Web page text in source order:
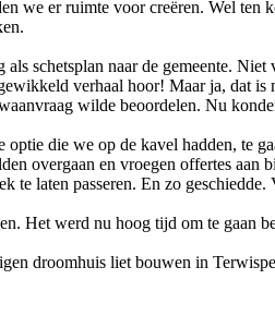
we er ruimte voor creëren. Wel ten
als schetsplan naar de gemeente.
verhaal hoor! Maar ja, dat is
wilde beoordelen. Nu
die we op de kavel hadden, te
overgaan en vroegen offertes
te laten passeren. En zo
Het werd nu hoog tijd om te gaan
droomhuis liet bouwen in